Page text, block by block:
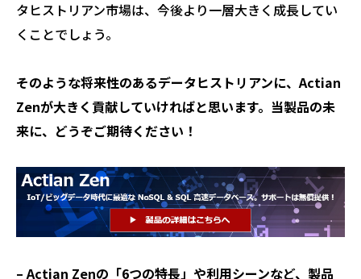
タヒストリアン市場は、今後より一層大きく成長してい
くことでしょう。
そのような将来性のあるデータヒストリアンに、Actian
Zenが大きく貢献していければと思います。当製品の未
来に、どうぞご期待ください！
– Actian Zenの「6つの特長」や利用シーンなど、製品